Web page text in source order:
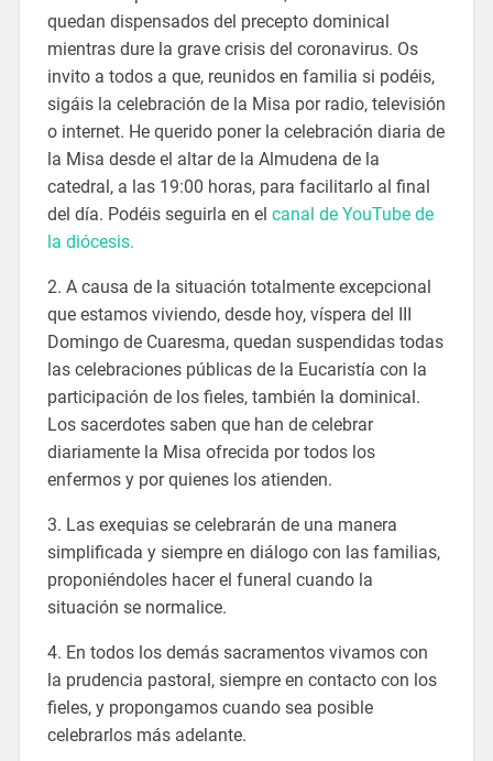
quedan dispensados del precepto dominical
mientras dure la grave crisis del coronavirus. Os
invito a todos a que, reunidos en familia si podéis,
sigáis la celebración de la Misa por radio, televisión
o internet. He querido poner la celebración diaria de
la Misa desde el altar de la Almudena de la
catedral, a las 19:00 horas, para facilitarlo al final
del día. Podéis seguirla en el canal de YouTube de
la diócesis.
2. A causa de la situación totalmente excepcional
que estamos viviendo, desde hoy, víspera del III
Domingo de Cuaresma, quedan suspendidas todas
las celebraciones públicas de la Eucaristía con la
participación de los fieles, también la dominical.
Los sacerdotes saben que han de celebrar
diariamente la Misa ofrecida por todos los
enfermos y por quienes los atienden.
3. Las exequias se celebrarán de una manera
simplificada y siempre en diálogo con las familias,
proponiéndoles hacer el funeral cuando la
situación se normalice.
4. En todos los demás sacramentos vivamos con
la prudencia pastoral, siempre en contacto con los
fieles, y propongamos cuando sea posible
celebrarlos más adelante.